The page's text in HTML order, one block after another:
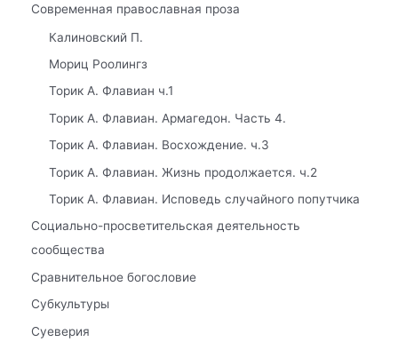
Современная православная проза
Калиновский П.
Мориц Роолингз
Торик А. Флавиан ч.1
Торик А. Флавиан. Армагедон. Часть 4.
Торик А. Флавиан. Восхождение. ч.3
Торик А. Флавиан. Жизнь продолжается. ч.2
Торик А. Флавиан. Исповедь случайного попутчика
Социально-просветительская деятельность
сообщества
Сравнительное богословие
Субкультуры
Суеверия